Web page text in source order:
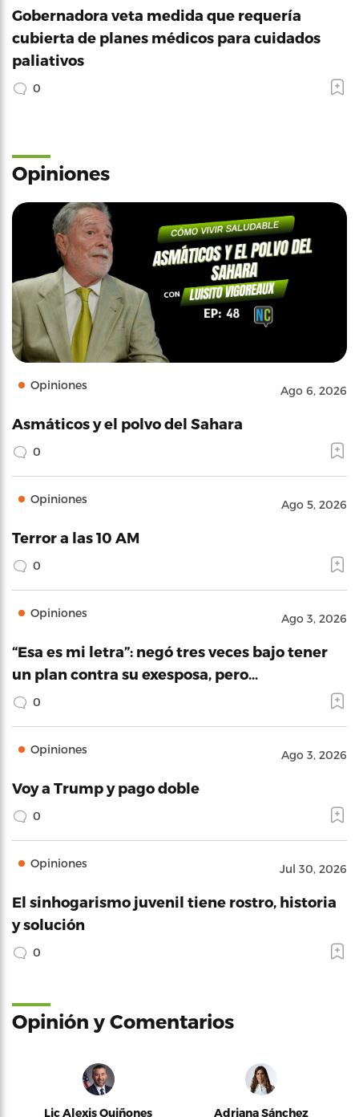
Gobernadora veta medida que requería
cubierta de planes médicos para cuidados
paliativos
0
Opiniones
Opiniones Ago 6, 2026
Asmáticos y el polvo del Sahara
0
Opiniones Ago 5, 2026
Terror a las 10 AM
0
Opiniones Ago 3, 2026
“Esa es mi letra”: negó tres veces bajo tener
un plan contra su exesposa, pero…
0
Opiniones Ago 3, 2026
Voy a Trump y pago doble
0
Opiniones Jul 30, 2026
El sinhogarismo juvenil tiene rostro, historia
y solución
0
Opinión y Comentarios
Lic Alexis Quiñones Adriana Sánchez